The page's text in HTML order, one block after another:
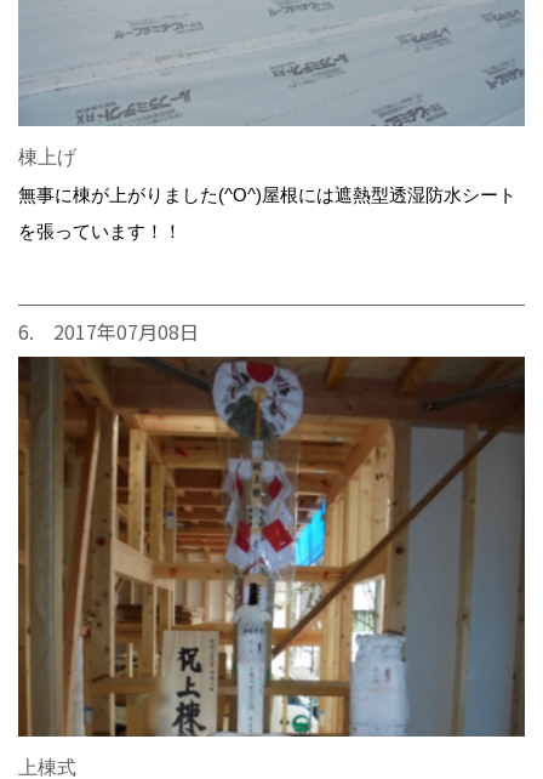
棟上げ
無事に棟が上がりました(^O^)屋根には遮熱型透湿防水シート
を張っています！！
6. 2017年07月08日
上棟式